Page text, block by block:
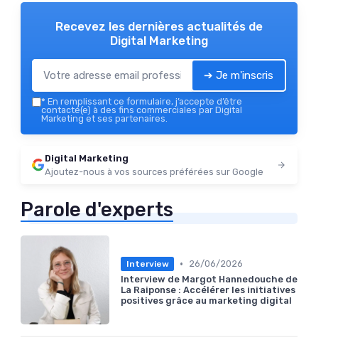
Recevez les dernières actualités de
Digital Marketing
➔ Je m'inscris
* En remplissant ce formulaire, j’accepte d’être
contacté(e) à des fins commerciales par Digital
Marketing et ses partenaires.
Digital Marketing
Ajoutez-nous à vos sources préférées sur Google
Parole d'experts
Interview •
26/06/2026
Interview de Margot Hannedouche de
La Raiponse : Accélérer les initiatives
positives grâce au marketing digital